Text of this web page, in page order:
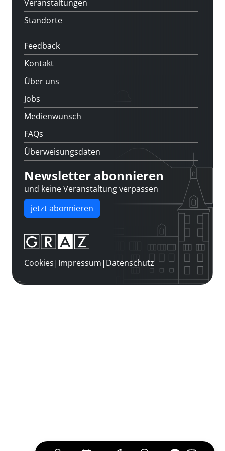
Veranstaltungen
Standorte
Feedback
Kontakt
Über uns
Jobs
Medienwunsch
FAQs
Überweisungsdaten
Newsletter abonnieren
und keine Veranstaltung verpassen
jetzt abonnieren
Cookies| Impressum| Datenschutz